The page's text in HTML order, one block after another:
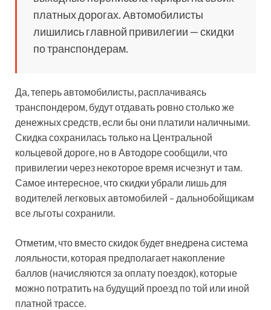
платных дорогах. Автомобилисты
лишились главной привилегии — скидки
по транспондерам.
Да, теперь автомобилисты, расплачиваясь
транспондером, будут отдавать ровно столько же
денежных средств,если бы они платили наличными.
Скидка сохранилась только на Центральной
кольцевой дороге, но в Автодоре сообщили, что
привилегии через некоторое время исчезнут и там.
Самое интересное, что скидки убрали лишь для
водителей легковых автомобилей – дальнобойщикам
все льготы сохранили.
Отметим, что вместо скидок будет внедрена система
лояльности, которая предполагает накопление
баллов (начисляются за оплату поездок), которые
можно потратить на будущий проезд по той или иной
платной трассе.